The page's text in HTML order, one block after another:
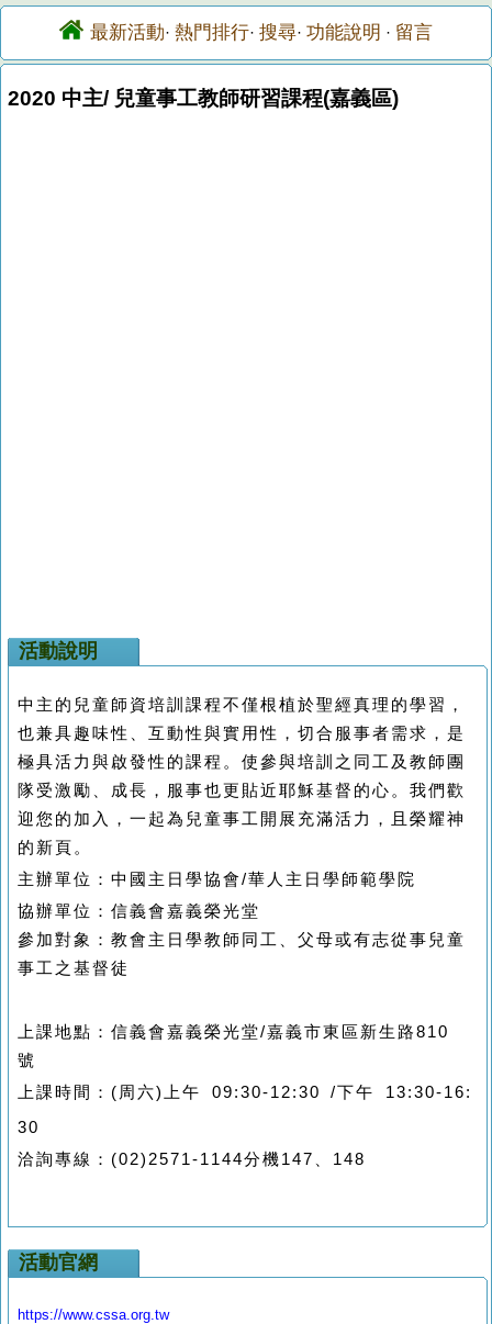
最新活動· 熱門排行· 搜尋· 功能說明 · 留言
2020 中主/ 兒童事工教師研習課程(嘉義區)
活動說明
中主的兒童師資培訓課程不僅根植於聖經真理的學習，
也兼具趣味性、互動性與實用性，切合服事者需求，是
極具活力與啟發性的課程。使參與培訓之同工及教師團
隊受激勵、成長，服事也更貼近耶穌基督的心。我們歡
迎您的加入，一起為兒童事工開展充滿活力，且榮耀神
的新頁。
主辦單位：中國主日學協會/華人主日學師範學院
協辦單位：信義會嘉義榮光堂
參加對象：教會主日學教師同工、父母或有志從事兒童
事工之基督徒
上課地點：信義會嘉義榮光堂/嘉義市東區新生路810
號
上課時間： ( 周六)上午 09:30-12:30 /下午
13:30-16:
30
洽詢專線： (02)2571-1144分機147 148
活動官網
https://www.cssa.org.tw